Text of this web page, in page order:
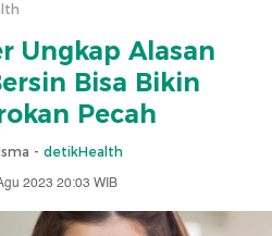
Ungkap Alasan
Bisa Bikin
Pecah
- detikHealth
2023 20:03 WIB